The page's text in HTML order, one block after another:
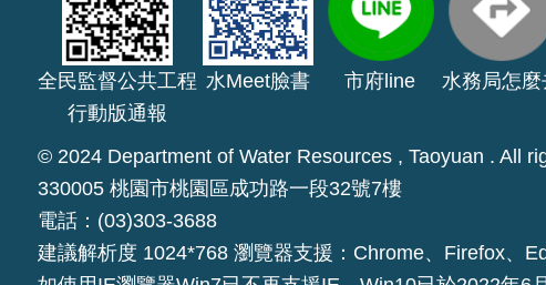
全民監督公共工程
行動版通報
水Meet臉書 市府line 水務局怎麼
© 2024 Department of Water Resources , Taoyuan . All
330005 桃園市桃園區成功路一段32號7樓
電話：(03)303-3688
建議解析度 1024*768 瀏覽器支援：Chrome、Firefox、